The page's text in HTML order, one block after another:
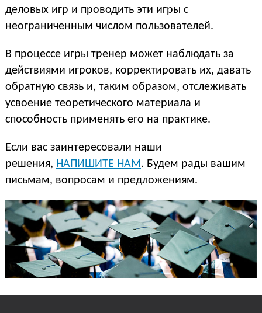
деловых игр и проводить эти игры с
неограниченным числом пользователей.
В процессе игры тренер может наблюдать за
действиями игроков, корректировать их, давать
обратную связь и, таким образом, отслеживать
усвоение теоретического материала и
способность применять его на практике.
Если вас заинтересовали наши
решения, НАПИШИТЕ НАМ. Будем рады вашим
письмам, вопросам и предложениям.